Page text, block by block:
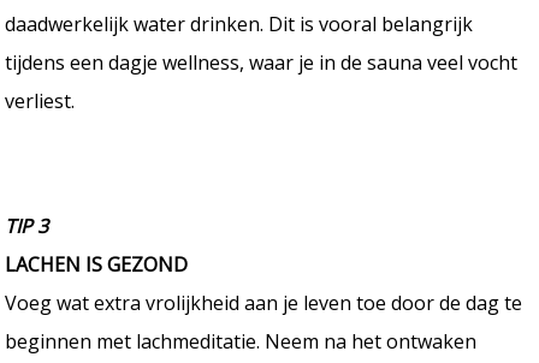
daadwerkelijk water drinken. Dit is vooral belangrijk
tijdens een dagje wellness, waar je in de sauna veel vocht
verliest.
TIP 3
LACHEN IS GEZOND
Voeg wat extra vrolijkheid aan je leven toe door de dag te
beginnen met lachmeditatie. Neem na het ontwaken